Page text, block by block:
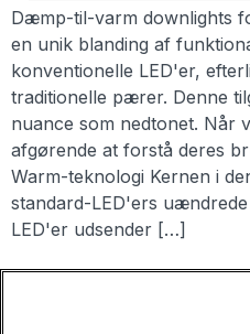
Dæmp-til-varm downlights
en unik blanding af
konventionelle LED'er,
traditionelle pærer. Denne
nuance som nedtonet. Når
afgørende at forstå deres
Warm-teknologi Kernen i
standard-LED'ers
LED'er udsender […]